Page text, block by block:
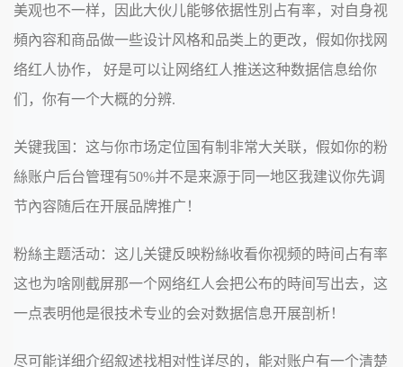
美观也不一样，因此大伙儿能够依据性別占有率，对自身视
頻內容和商品做一些设计风格和品类上的更改，假如你找网
络红人协作， 好是可以让网络红人推送这种数据信息给你
们，你有一个大概的分辨.
关键我国：这与你市场定位国有制非常大关联，假如你的粉
絲账户后台管理有50%并不是来源于同一地区我建议你先调
节內容随后在开展品牌推广！
粉絲主题活动：这儿关键反映粉絲收看你视频的時间占有率
这也为啥刚截屏那一个网络红人会把公布的時间写出去，这
一点表明他是很技术专业的会对数据信息开展剖析！
尽可能详细介绍叙述找相对性详尽的，能对账户有一个清楚